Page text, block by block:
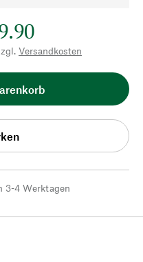
Versandkosten
3-4 Werktagen